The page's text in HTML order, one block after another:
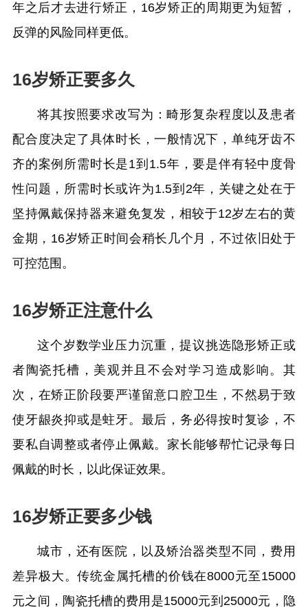
年之后才去进行矫正，16岁矫正的周期更为短暂，
反弹的风险同样更低。
16岁矫正要多久
将其按照要求改写为：畸形复杂程度以及患者
配合度决定了具体时长，一般情况下，单纯牙齿不
齐的案例所需时长是1到1.5年，要是伴有轻中度骨
性问题，所需时长或许为1.5到2年，关键之处在于
坚持佩戴保持器来避免复发，相较于12岁左右的黄
金期，16岁矫正时间会稍长几个月，不过依旧处于
可控范围。
16岁矫正注意什么
这个岁数学业压力沉重，提议挑选隐形矫正或
者陶瓷托槽，美观并且不会对学习造成影响。其
次，在矫正阶段要严谨留意口腔卫生，不然易于致
使牙龈炎抑或是蛀牙。最后，务必得按时复诊，不
要私自调整或者停止佩戴。家长能够帮忙记录每日
佩戴的时长，以此保证效果。
16岁矫正要多少钱
城市，还有医院，以及矫治器类型不同，费用
差异极大。传统金属托槽的价钱在8000元至15000
元之间，陶瓷托槽的费用是15000元到25000元，隐